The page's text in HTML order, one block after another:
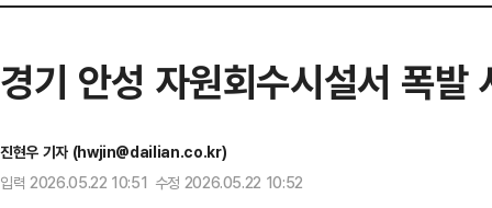
경기 안성 자원회수시설서 폭
진현우 기자 (hwjin@dailian.co.kr)
입력 2026.05.22 10:51 수정 2026.05.22 10:52